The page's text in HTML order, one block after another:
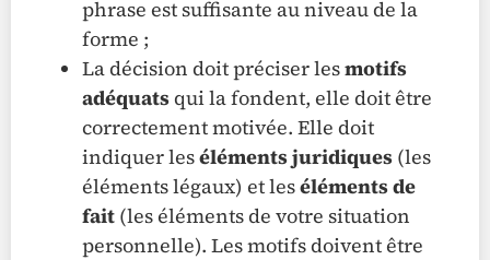
phrase est suffisante au niveau de la
forme ;
La décision doit préciser lesmotifs
adéquatsqui la fondent, elle doit être
correctement motivée. Elle doit
indiquer leséléments juridiques (les
éléments légaux) et leséléments de
fait (les éléments de votre situation
personnelle). Les motifs doivent être